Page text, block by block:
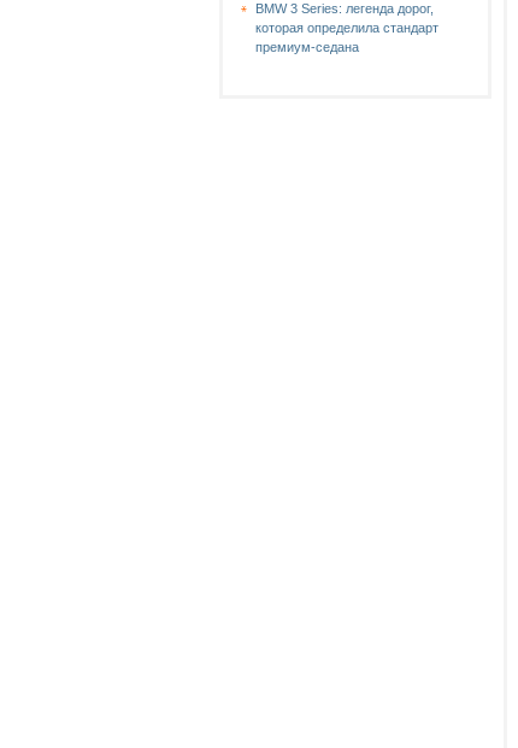
BMW 3 Series: легенда дорог,
которая определила стандарт
премиум-седана